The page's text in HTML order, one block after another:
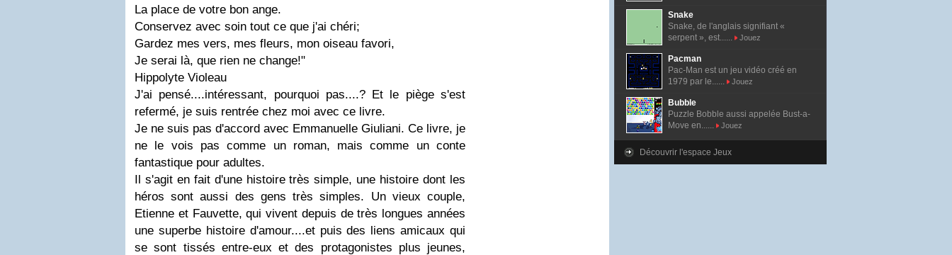
La place de votre bon ange.
Conservez avec soin tout ce que j'ai chéri;
Gardez mes vers, mes fleurs, mon oiseau favori,
Je serai là, que rien ne change!"
Hippolyte Violeau
J'ai pensé....intéressant, pourquoi pas....? Et le piège s'est
refermé, je suis rentrée chez moi avec ce livre.
Je ne suis pas d'accord avec Emmanuelle Giuliani. Ce livre, je
ne le vois pas comme un roman, mais comme un conte
fantastique pour adultes.
Il s'agit en fait d'une histoire très simple, une histoire dont les
héros sont aussi des gens très simples. Un vieux couple,
Etienne et Fauvette, qui vivent depuis de très longues années
une superbe histoire d'amour....et puis des liens amicaux qui
se sont tissés entre-eux et des protagonistes plus jeunes,
Snake
Snake, de l'anglais signifiant «
serpent », est......
Jouez
Pacman
Pac-Man est un jeu vidéo créé en
1979 par le......
Jouez
Bubble
Puzzle Bobble aussi appelée Bust-a-
Move en......
Jouez
Découvrir l'espace Jeux